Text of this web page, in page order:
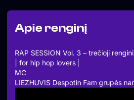
Apie renginį
RAP SESSION Vol. 3 – trečioji
| for hip hop lovers |
MC
LIEZHUVIS Despotin Fam grupės